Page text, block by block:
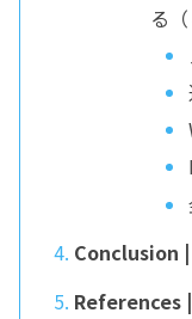
る
Conclusion |
References